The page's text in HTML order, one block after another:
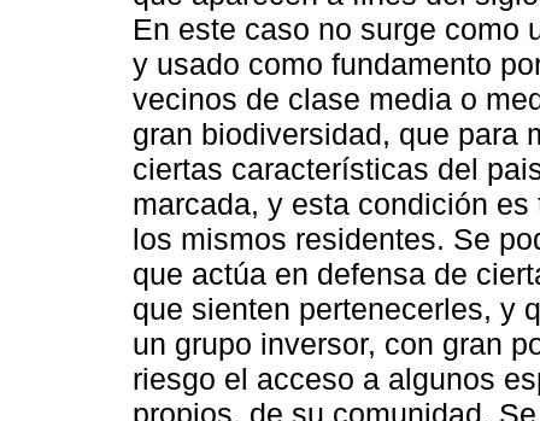
En este caso no surge como
y usado como fundamento
vecinos de clase media o
gran biodiversidad, que para
ciertas características del
marcada, y esta condición
los mismos residentes. Se
que actúa en defensa de
que sienten pertenecerles, y
un grupo inversor, con gran
riesgo el acceso a algunos